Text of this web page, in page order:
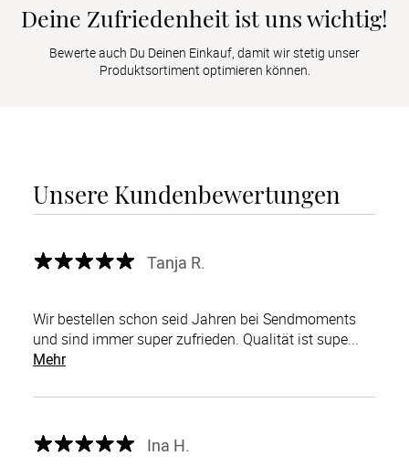
Deine Zufriedenheit ist uns wichtig!
Bewerte auch Du Deinen Einkauf, damit wir stetig unser
Produktsortiment optimieren können.
Unsere Kundenbewertungen
Tanja R.
Wir bestellen schon seid Jahren bei Sendmoments
und sind immer super zufrieden. Qualität ist supe...
Mehr
Ina H.